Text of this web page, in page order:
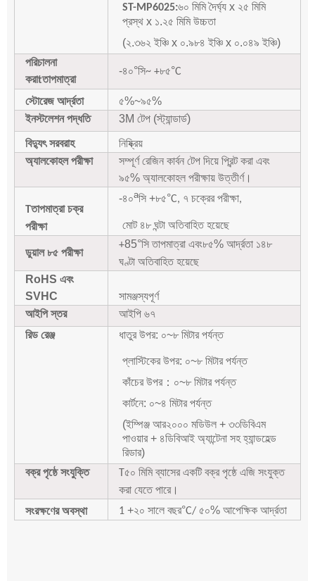
ST-MP6025:৬০ মিমি দৈর্ঘ্য x ২৫ মিমি
প্রস্থ x ১.২৫ মিমি উচ্চতা
(২.৩৬২ ইঞ্চি x ০.৯৮৪ ইঞ্চি x ০.০৪৯ ইঞ্চি)
পরিচালনা
করাtতাপমাত্রা
-৪০°সি~ +৮৫°C
স্টোরেজ আর্দ্রতা
৫%~৯৫%
ইনস্টলেশন পদ্ধতি
3M টেপ (স্ট্যান্ডার্ড)
বিদ্যুৎ সরবরাহ
নিষ্ক্রিয়
অ্যালকোহল পরীক্ষা
সম্পূর্ণ রেজিন কার্বন টেপ দিয়ে প্রিন্ট করা এবং
৯৫% অ্যালকোহল পরীক্ষায় উত্তীর্ণ।
Tতাপমাত্রা চক্র
পরীক্ষা
-৪০aসি +৮৫°C, ৭ চক্রের পরীক্ষা,
মোট ৪৮ ঘন্টা অতিবাহিত হয়েছে
ডুয়াল ৮৫ পরীক্ষা
+85°সি তাপমাত্রা এবং৮৫% আর্দ্রতা ১৪৮
ঘণ্টা অতিবাহিত হয়েছে
RoHS এবং
SVHC
সামঞ্জস্যপূর্ণ
আইপি স্তর
আইপি ৬৭
রিড রেঞ্জ
ধাতুর উপর: ০~৮ মিটার পর্যন্ত
প্লাস্টিকের উপর: ০~৮ মিটার পর্যন্ত
কাঁচের উপর： ০~৮ মিটার পর্যন্ত
কার্টনে: ০~৪ মিটার পর্যন্ত
(ইম্পিঞ্জ আর২০০০ মডিউল + ৩৩ডিবিএম
পাওয়ার + ৪ডিবিআই অ্যান্টেনা সহ হ্যান্ডহেল্ড
রিডার)
বক্র পৃষ্ঠে সংযুক্তি
৫০ মিমি ব্যাসের একটি বক্র পৃষ্ঠে এজি সংযুক্ত
করা যেতে পারে।
সংরক্ষণের অবস্থা
1 +২০ সালে বছর°C/ ৫০% আপেক্ষিক আর্দ্রতা